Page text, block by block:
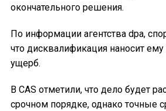
окончательного решения.
По информации агентства dpa,
что дисквалификация наносит
ущерб.
В CAS отметили, что дело будет
срочном порядке, однако точные